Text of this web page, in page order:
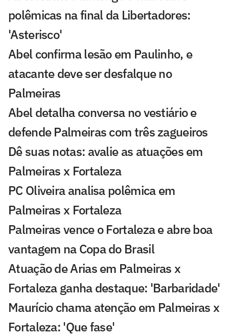
polêmicas na final da Libertadores:
'Asterisco'
Abel confirma lesão em Paulinho, e
atacante deve ser desfalque no
Palmeiras
Abel detalha conversa no vestiário e
defende Palmeiras com três zagueiros
Dê suas notas: avalie as atuações em
Palmeiras x Fortaleza
PC Oliveira analisa polêmica em
Palmeiras x Fortaleza
Palmeiras vence o Fortaleza e abre boa
vantagem na Copa do Brasil
Atuação de Arias em Palmeiras x
Fortaleza ganha destaque: 'Barbaridade'
Maurício chama atenção em Palmeiras x
Fortaleza: 'Que fase'